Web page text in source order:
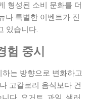
형성된 소비 문화를 더
나 특별한 이벤트가 진
있습니다.
험 중시
는 방향으로 변화하고
고칼로리 음식보다 건